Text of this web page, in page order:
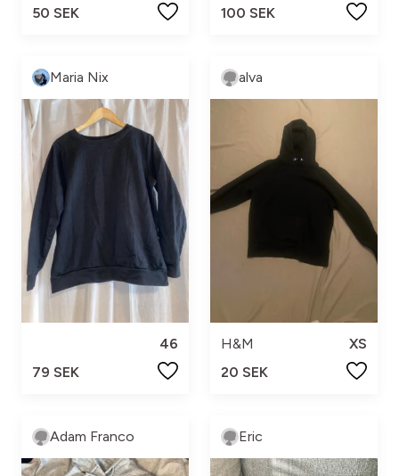
50 SEK
100 SEK
Maria Nix
46
79 SEK
alva
H&M
XS
20 SEK
Adam Franco Eric